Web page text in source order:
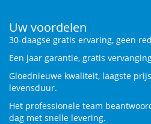
Uw voordelen
30-daagse gratis ervaring, geen
Een jaar garantie, gratis
Gloednieuwe kwaliteit, laagste
levensduur.
Het professionele team
dag met snelle levering.